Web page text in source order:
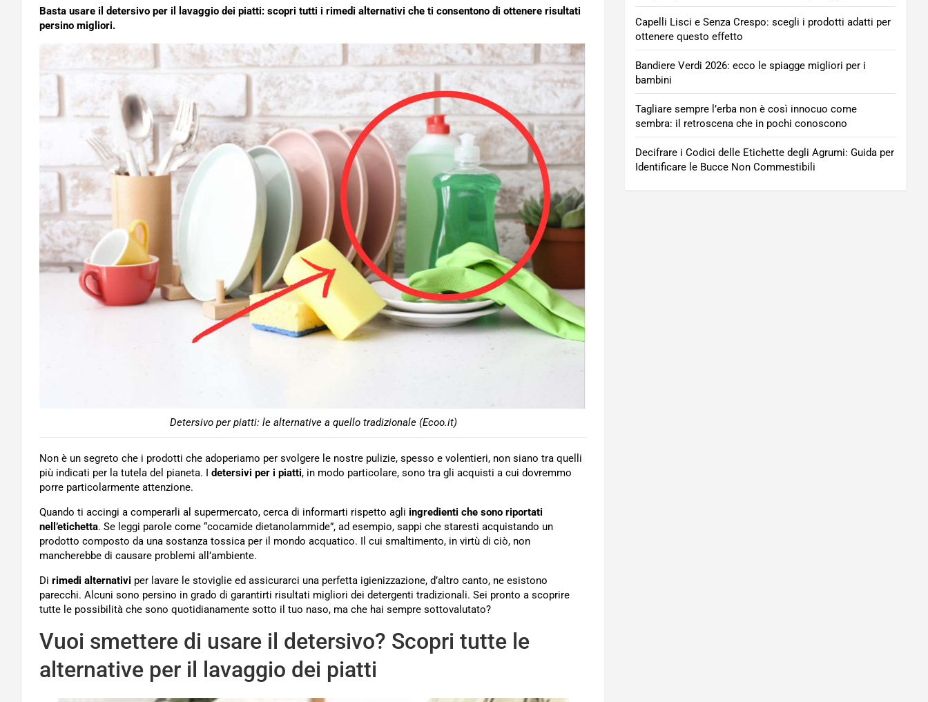
Basta usare il detersivo per il lavaggio dei piatti: scopri tutti i rimedi alternativi che ti consentono di ottenere risultati
persino migliori.
Detersivo per piatti: le alternative a quello tradizionale (Ecoo.it)
Non è un segreto che i prodotti che adoperiamo per svolgere le nostre pulizie, spesso e volentieri, non siano tra quelli
più indicati per la tutela del pianeta. I detersivi per i piatti, in modo particolare, sono tra gli acquisti a cui dovremmo
porre particolarmente attenzione.
Quando ti accingi a comperarli al supermercato, cerca di informarti rispetto agli ingredienti che sono riportati
nell’etichetta. Se leggi parole come “cocamide dietanolammide”, ad esempio, sappi che staresti acquistando un
prodotto composto da una sostanza tossica per il mondo acquatico. Il cui smaltimento, in virtù di ciò, non
mancherebbe di causare problemi all’ambiente.
Di rimedi alternativi per lavare le stoviglie ed assicurarci una perfetta igienizzazione, d’altro canto, ne esistono
parecchi. Alcuni sono persino in grado di garantirti risultati migliori dei detergenti tradizionali. Sei pronto a scoprire
tutte le possibilità che sono quotidianamente sotto il tuo naso, ma che hai sempre sottovalutato?
Vuoi smettere di usare il detersivo? Scopri tutte le
alternative per il lavaggio dei piatti
Capelli Lisci e Senza Crespo: scegli i prodotti adatti per
ottenere questo effetto
Bandiere Verdi 2026: ecco le spiagge migliori per i
bambini
Tagliare sempre l’erba non è così innocuo come
sembra: il retroscena che in pochi conoscono
Decifrare i Codici delle Etichette degli Agrumi: Guida per
Identificare le Bucce Non Commestibili